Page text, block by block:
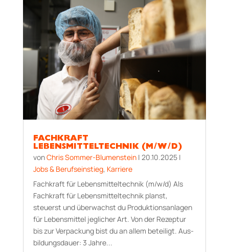
FACHKRAFT
LEBENSMITTELTECHNIK (M/W/D)
vonChris Sommer-Blumenstein| 20.10.2025|
Jobs & Berufseinstieg, Karriere
Fachkraft für Lebensmitteltechnik (m/w/d) Als
Fachkraft für Lebensmitteltechnik planst,
steuerst und überwachst du Produktionsanlagen
für Lebensmittel jeglicher Art. Von der Rezeptur
bis zur Verpackung bist du an allem beteiligt. Aus­
bildungs­dauer: 3 Jahre...